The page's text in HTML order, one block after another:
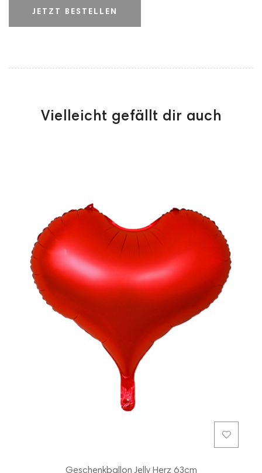
JETZT BESTELLEN
Vielleicht gefällt dir auch
Geschenkballon Jelly Herz 63cm